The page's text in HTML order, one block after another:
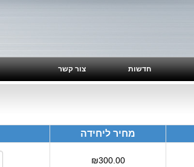
חדשות צור קשר
מחיר ליחידה
₪300.00